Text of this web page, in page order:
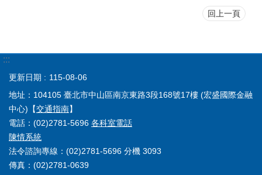
回上一頁
:::
更新日期
115-08-06
地址：104105 臺北市中山區南京東路3段168號17樓 (宏盛國際金融
中心)【交通指南】
電話：(02)2781-5696 各科室電話
陳情系統
法令諮詢專線：(02)2781-5696 分機 3093
傳真：(02)2781-0639